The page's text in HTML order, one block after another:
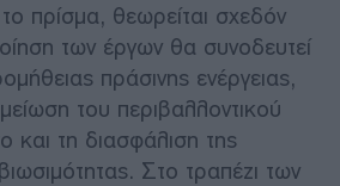
πρίσμα, θεωρείται σχεδόν
των έργων θα συνοδευτεί
πράσινης ενέργειας,
του περιβαλλοντικού
και τη διασφάλιση της
Στο τραπέζι των